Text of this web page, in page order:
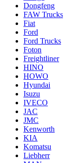
Dongfeng
FAW Trucks
Fiat
Ford
Ford Trucks
Foton
Freightliner
HINO
HOWO
Hyundai
Isuzu
IVECO
JAC
JMC
Kenworth
KIA
Komatsu
Liebherr